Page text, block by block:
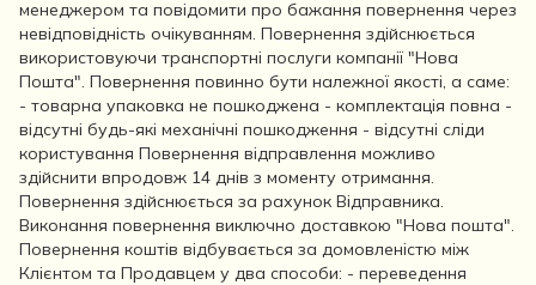
менеджером та повідомити про бажання повернення через
невідповідність очікуванням. Повернення здійснюється
використовуючи транспортні послуги компанії "Нова
Пошта". Повернення повинно бути належної якості, а саме:
- товарна упаковка не пошкоджена - комплектація повна -
відсутні будь-які механічні пошкодження - відсутні сліди
користування Повернення відправлення можливо
здійснити впродовж 14 днів з моменту отримання.
Повернення здійснюється за рахунок Відправника.
Виконання повернення виключно доставкою "Нова пошта".
Повернення коштів відбувається за домовленістю між
Клієнтом та Продавцем у два способи: - переведення